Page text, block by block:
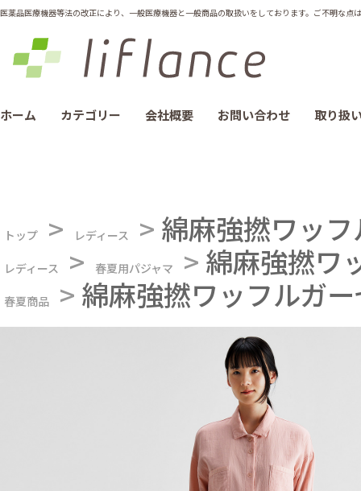
医薬品医療機器等法の改正により、一般医療機器と一般商品の取扱いをしております。ご不明な
ホーム カテゴリー 会社概要 お問い合わせ 取り扱
トップ > レディース > 綿麻強撚ワッ
レディース > 春夏用パジャマ > 綿麻強撚ワ
春夏商品 > 綿麻強撚ワッフルガ